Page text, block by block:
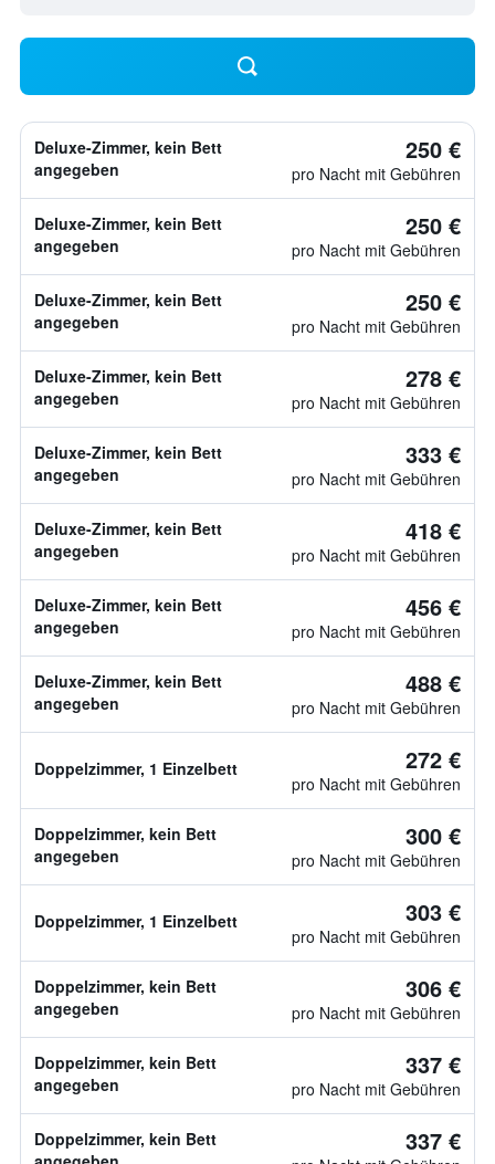
Deluxe-Zimmer, kein Bett
angegeben
250 €
pro Nacht mit Gebühren
Deluxe-Zimmer, kein Bett
angegeben
250 €
pro Nacht mit Gebühren
Deluxe-Zimmer, kein Bett
angegeben
250 €
pro Nacht mit Gebühren
Deluxe-Zimmer, kein Bett
angegeben
278 €
pro Nacht mit Gebühren
Deluxe-Zimmer, kein Bett
angegeben
333 €
pro Nacht mit Gebühren
Deluxe-Zimmer, kein Bett
angegeben
418 €
pro Nacht mit Gebühren
Deluxe-Zimmer, kein Bett
angegeben
456 €
pro Nacht mit Gebühren
Deluxe-Zimmer, kein Bett
angegeben
488 €
pro Nacht mit Gebühren
Doppelzimmer, 1 Einzelbett 272 €
pro Nacht mit Gebühren
Doppelzimmer, kein Bett
angegeben
300 €
pro Nacht mit Gebühren
Doppelzimmer, 1 Einzelbett 303 €
pro Nacht mit Gebühren
Doppelzimmer, kein Bett
angegeben
306 €
pro Nacht mit Gebühren
Doppelzimmer, kein Bett
angegeben
337 €
pro Nacht mit Gebühren
Doppelzimmer, kein Bett
337 €